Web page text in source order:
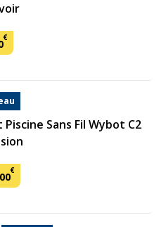
€
Piscine Sans Fil Wybot C2
00€